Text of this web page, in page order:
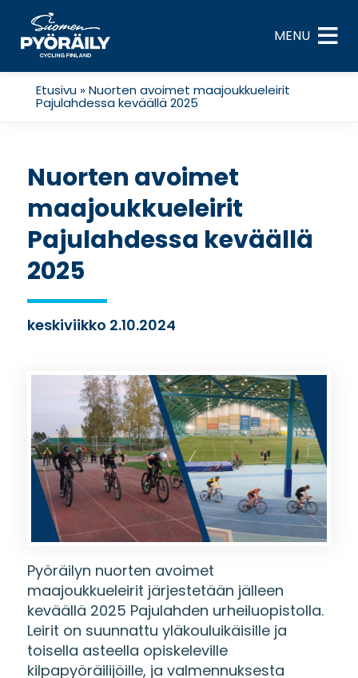
content
MENU
Etusivu»Nuorten avoimet maajoukkueleirit
Pajulahdessa keväällä 2025
Nuorten avoimet
maajoukkueleirit
Pajulahdessa keväällä
2025
keskiviikko 2.10.2024
Pyöräilyn nuorten avoimet
maajoukkueleirit järjestetään jälleen
keväällä 2025 Pajulahden urheiluopistolla.
Leirit on suunnattu yläkouluikäisille ja
toisella asteella opiskeleville
kilpapyöräilijöille, ja valmennuksesta